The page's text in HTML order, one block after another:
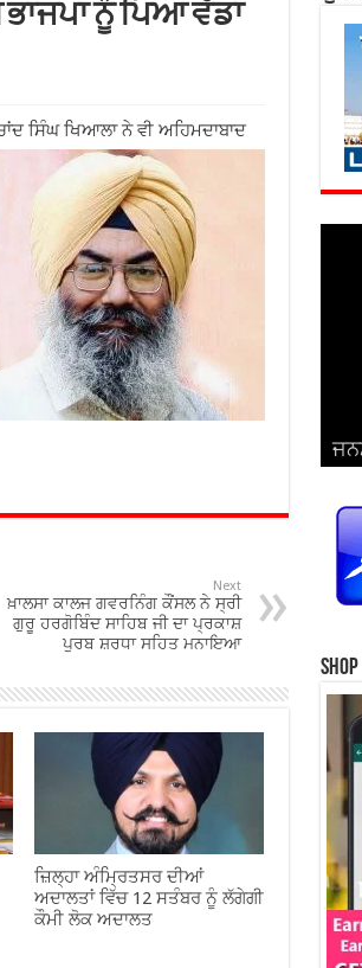
ਭਾਜਪਾ ਨੂੰ ਪਿਆ ਵੱਡਾ
ਸਿੰਘ ਖਿਆਲਾ ਨੇ ਵੀ ਅਹਿਮਦਾਬਾਦ
Next
ਖ਼ਾਲਸਾ ਕਾਲਜ ਗਵਰਨਿੰਗ ਕੌਂਸਲ ਨੇ ਸ੍ਰੀ
ਗੁਰੂ ਹਰਗੋਬਿੰਦ ਸਾਹਿਬ ਜੀ ਦਾ ਪ੍ਰਕਾਸ਼
ਪੁਰਬ ਸ਼ਰਧਾ ਸਹਿਤ ਮਨਾਇਆ
ਜ਼ਿਲ੍ਹਾ ਅੰਮ੍ਰਿਤਸਰ ਦੀਆਂ
ਅਦਾਲਤਾਂ ਵਿੱਚ 12 ਸਤੰਬਰ ਨੂੰ ਲੱਗੇਗੀ
ਕੌਮੀ ਲੋਕ ਅਦਾਲਤ